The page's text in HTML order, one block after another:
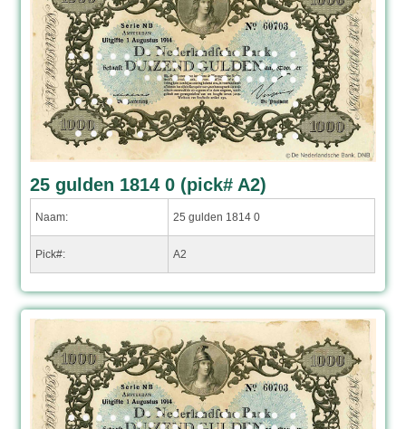
25 gulden 1814 0 (pick# A2)
Naam: 25 gulden 1814 0
Pick#: A2